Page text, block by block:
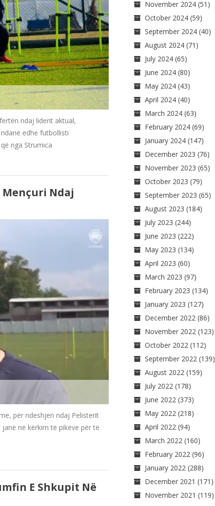
ndaj liderit aktual,
edhe futbollisti
nga Strumica
Mençuri Ndaj
për ndeshjen ndaj Pelisterit
në kërkim të pikëve për të
E Shkupit Në
November 2024(51)
October 2024(59)
September 2024(40)
August 2024(71)
July 2024(65)
June 2024(80)
May 2024(43)
April 2024(40)
March 2024(63)
February 2024(69)
January 2024(147)
December 2023 (76)
November 2023 (65)
October 2023 (79)
September 2023 (65)
August 2023 (184)
July 2023 (244)
June 2023 (222)
May 2023 (134)
April 2023 (60)
March 2023 (97)
February 2023 (134)
January 2023 (127)
December 2022(86)
November 2022(123)
October 2022(112)
September 2022(139)
August 2022(159)
July 2022(178)
June 2022(373)
May 2022(218)
April 2022(94)
March 2022(160)
February 2022(96)
January 2022(288)
December 2021 (171)
November 2021 (119)